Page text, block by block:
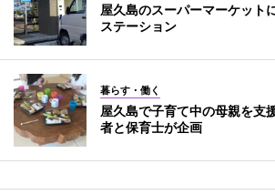
屋久島のスーパーマーケット
ステーション
暮らす・働く
屋久島で子育て中の母親を
者と保育士が企画